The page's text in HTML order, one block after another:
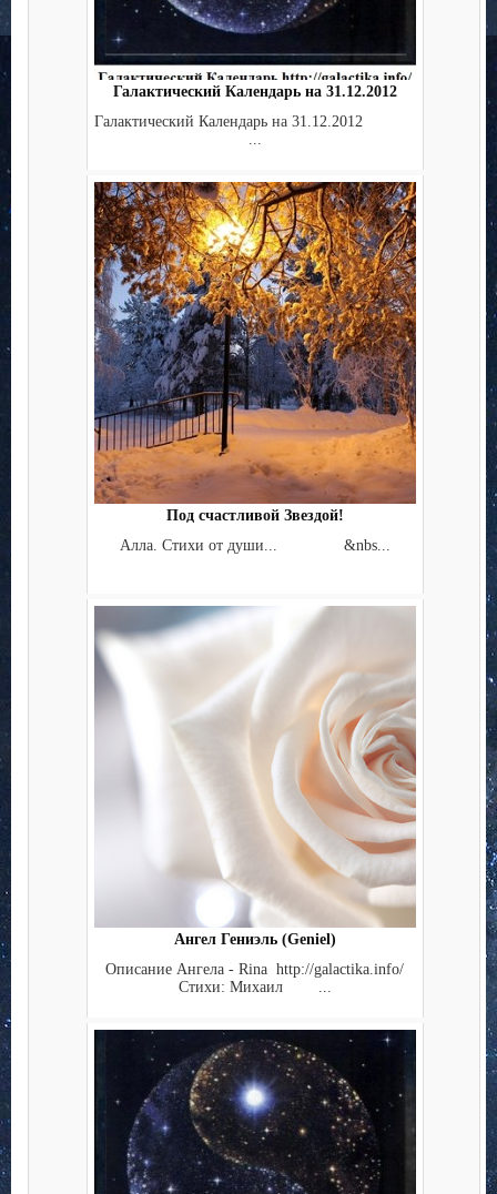
Галактический Календарь на 31.12.2012
Галактический Календарь на 31.12.2012
Под счастливой Звездой!
Алла. Стихи от души... &nbs...
Ангел Гениэль (Geniel)
Описание Ангела - Rina http://galactika.info/
Стихи: Михаил ...